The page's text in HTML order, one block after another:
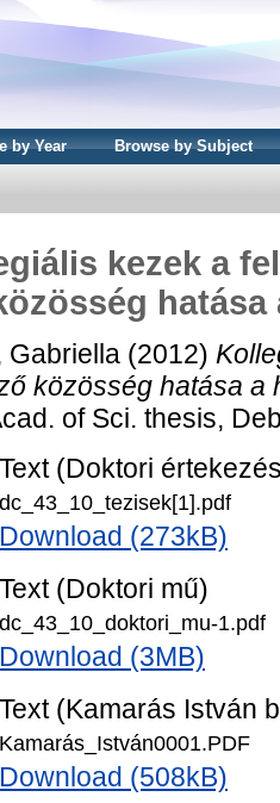
by Year Browse by Subject
kezek a
Gabriella (2012)
közösség hatása a
of Sci. thesis,
Text (Doktori
dc_43_10_tezisek[1].pdf
Download (273kB)
Text (Doktori mű)
dc_43_10_doktori_mu-1.pdf
Download (3MB)
Text (Kamarás István
Kamarás_István0001.PDF
Download (508kB)